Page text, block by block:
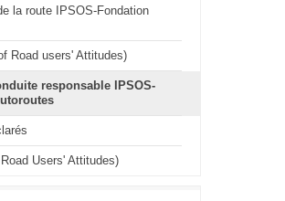
la route IPSOS-Fondation
Road users' Attitudes)
responsable IPSOS-
Users' Attitudes)